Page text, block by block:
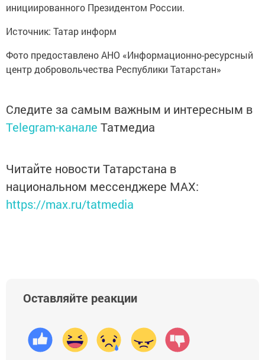
инициированного Президентом России.
Источник: Татар информ
Фото предоставлено АНО «Информационно-ресурсный
центр добровольчества Республики Татарстан»
Следите за самым важным и интересным в
Telegram-канале Татмедиа
Читайте новости Татарстана в
национальном мессенджере MАХ:
https://max.ru/tatmedia
Оставляйте реакции